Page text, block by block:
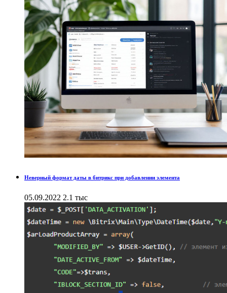
Неверный формат даты в битрикс при добавлении элемента
05.09.2022 2.1 тыс